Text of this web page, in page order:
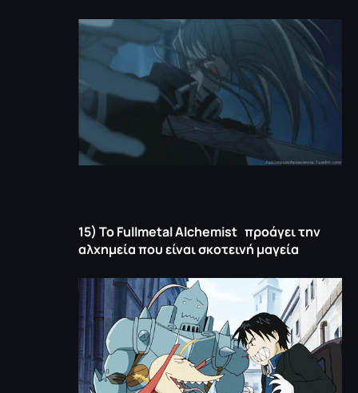
15) Το Fullmetal Alchemist προάγει την
αλχημεία που είναι σκοτεινή μαγεία